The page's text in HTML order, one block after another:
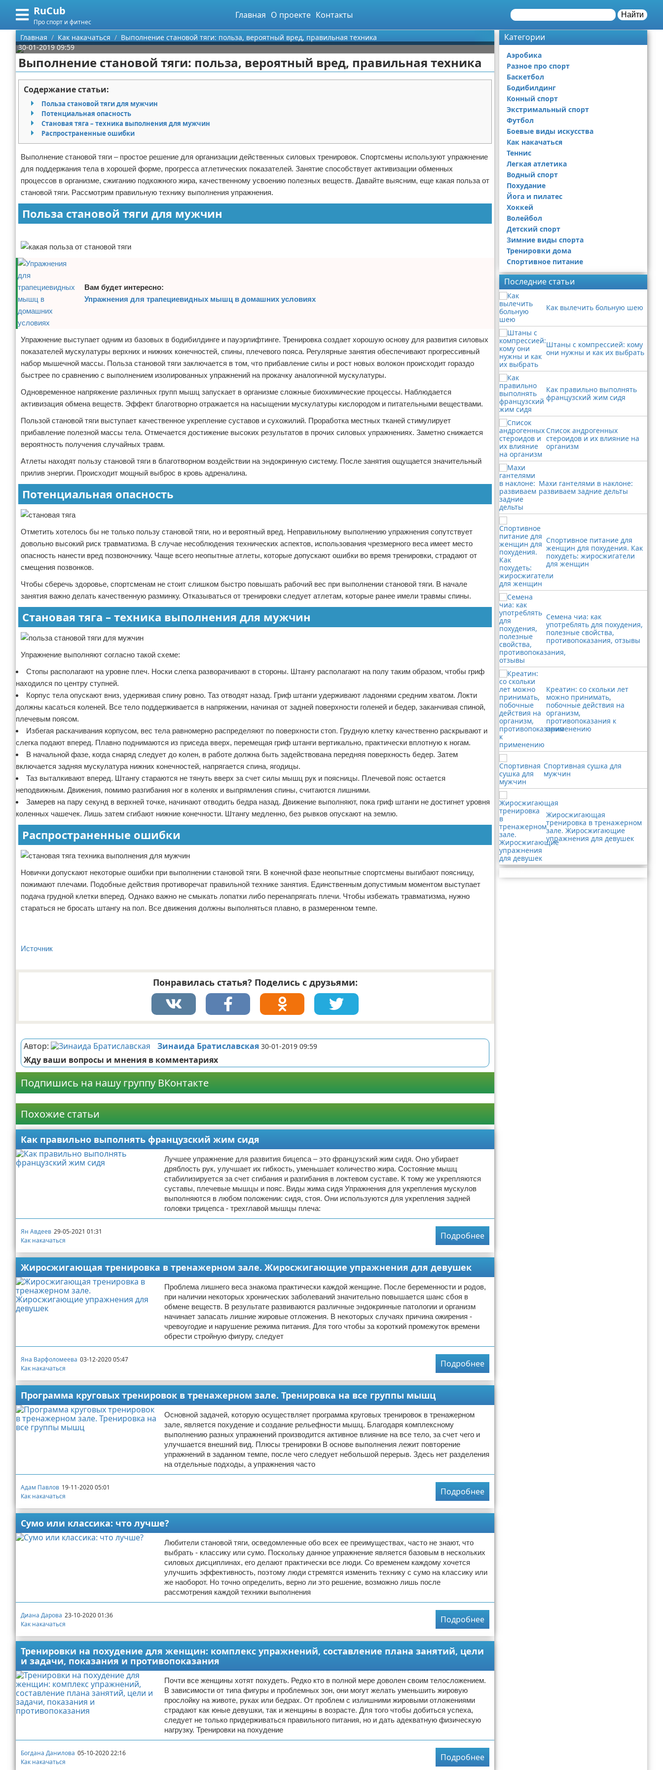
RuCub
Про спорт и фитнес
Главная О проекте Контакты Найти
Меню
Главная
Категории
Аэробика
Разное про спорт
Баскетбол
Бодибилдинг
Конный спорт
Экстримальный спорт
Футбол
Как накачаться
Теннис
Легкая атлетика
Водный спорт
Похудание
Йога и пилатес
Хоккей
Детский спорт
Зимние виды спорта
Тренировки дома
Спортивное питание
Поиск
О проекте
Контакты
Сотрудничество
Размещение рекламы
Для правообладателей
Условия предоставления информации
Главная Как накачаться
Выполнение становой тяги: польза, вероятный вред, правильная техника
30-01-2019 09:59
Выполнение становой тяги: польза, вероятный вред, правильная техника
Содержание статьи:
Польза становой тяги для мужчин
Потенциальная опасность
Становая тяга – техника выполнения для мужчин
Распространенные ошибки
Выполнение становой тяги – простое решение для организации действенных силовых тренировок. Спортсмены используют упражнение
для поддержания тела в хорошей форме, прогресса атлетических показателей. Занятие способствует активизации обменных
процессов в организме, сжиганию подкожного жира, качественному усвоению полезных веществ. Давайте выясним, еще какая польза от
становой тяги. Рассмотрим правильную технику выполнения упражнения.
Польза становой тяги для мужчин
Вам будет интересно:
Упражнения для трапециевидных мышц в домашних условиях
Упражнение выступает одним из базовых в бодибилдинге и пауэрлифтинге. Тренировка создает хорошую основу для развития силовых
показателей мускулатуры верхних и нижних конечностей, спины, плечевого пояса. Регулярные занятия обеспечивают прогрессивный
набор мышечной массы. Польза становой тяги заключается в том, что прибавление силы и рост новых волокон происходит гораздо
быстрее по сравнению с выполнением изолированных упражнений на прокачку аналогичной мускулатуры.
Одновременное напряжение различных групп мышц запускает в организме сложные биохимические процессы. Наблюдается
активизация обмена веществ. Эффект благотворно отражается на насыщении мускулатуры кислородом и питательными веществами.
Пользой становой тяги выступает качественное укрепление суставов и сухожилий. Проработка местных тканей стимулирует
прибавление полезной массы тела. Отмечается достижение высоких результатов в прочих силовых упражнениях. Заметно снижается
вероятность получения случайных травм.
Атлеты находят пользу становой тяги в благотворном воздействии на эндокринную систему. После занятия ощущается значительный
прилив энергии. Происходит мощный выброс в кровь адреналина.
Потенциальная опасность
Отметить хотелось бы не только пользу становой тяги, но и вероятный вред. Неправильному выполнению упражнения сопутствует
довольно высокий риск травматизма. В случае несоблюдения технических аспектов, использования чрезмерного веса имеет место
опасность нанести вред позвоночнику. Чаще всего неопытные атлеты, которые допускают ошибки во время тренировки, страдают от
смещения позвонков.
Чтобы сберечь здоровье, спортсменам не стоит слишком быстро повышать рабочий вес при выполнении становой тяги. В начале
занятия важно делать качественную разминку. Отказываться от тренировки следует атлетам, которые ранее имели травмы спины.
Становая тяга – техника выполнения для мужчин
Упражнение выполняют согласно такой схеме:
Стопы располагают на уровне плеч. Носки слегка разворачивают в стороны. Штангу располагают на полу таким образом, чтобы гриф
находился по центру ступней.
Корпус тела опускают вниз, удерживая спину ровно. Таз отводят назад. Гриф штанги удерживают ладонями средним хватом. Локти
должны касаться коленей. Все тело поддерживается в напряжении, начиная от задней поверхности голеней и бедер, заканчивая спиной,
плечевым поясом.
Избегая раскачивания корпусом, вес тела равномерно распределяют по поверхности стоп. Грудную клетку качественно раскрывают и
слегка подают вперед. Плавно поднимаются из приседа вверх, перемещая гриф штанги вертикально, практически вплотную к ногам.
В начальной фазе, когда снаряд следует до колен, в работе должна быть задействована передняя поверхность бедер. Затем
включается задняя мускулатура нижних конечностей, напрягается спина, ягодицы.
Таз выталкивают вперед. Штангу стараются не тянуть вверх за счет силы мышц рук и поясницы. Плечевой пояс остается
неподвижным. Движения, помимо разгибания ног в коленях и выпрямления спины, считаются лишними.
Замерев на пару секунд в верхней точке, начинают отводить бедра назад. Движение выполняют, пока гриф штанги не достигнет уровня
коленных чашечек. Лишь затем сгибают нижние конечности. Штангу медленно, без рывков опускают на землю.
Распространенные ошибки
Новички допускают некоторые ошибки при выполнении становой тяги. В конечной фазе неопытные спортсмены выгибают поясницу,
пожимают плечами. Подобные действия противоречат правильной технике занятия. Единственным допустимым моментом выступает
подача грудной клетки вперед. Однако важно не смыкать лопатки либо перенапрягать плечи. Чтобы избежать травматизма, нужно
стараться не бросать штангу на пол. Все движения должны выполняться плавно, в размеренном темпе.
Источник
Понравилась статья? Поделись с друзьями:
Автор: Зинаида Братиславская 30-01-2019 09:59
Жду ваши вопросы и мнения в комментариях
Подпишись на нашу группу ВКонтакте
Похожие статьи
Как правильно выполнять французский жим сидя
Лучшее упражнение для развития бицепса – это французский жим сидя. Оно убирает
дряблость рук, улучшает их гибкость, уменьшает количество жира. Состояние мышц
стабилизируется за счет сгибания и разгибания в локтевом суставе. К тому же укрепляются
суставы, плечевые мышцы и пояс. Виды жима сидя Упражнения для укрепления мускулов
выполняются в любом положении: сидя, стоя. Они используются для укрепления задней
головки трицепса - трехглавой мышцы плеча:
Ян Авдеев 29-05-2021 01:31
Как накачаться
Подробнее
Жиросжигающая тренировка в тренажерном зале. Жиросжигающие упражнения для девушек
Проблема лишнего веса знакома практически каждой женщине. После беременности и родов,
при наличии некоторых хронических заболеваний значительно повышается шанс сбоя в
обмене веществ. В результате развиваются различные эндокринные патологии и организм
начинает запасать лишние жировые отложения. В некоторых случаях причина ожирения -
чревоугодие и нарушение режима питания. Для того чтобы за короткий промежуток времени
обрести стройную фигуру, следует
Яна Варфоломеева 03-12-2020 05:47
Как накачаться
Подробнее
Программа круговых тренировок в тренажерном зале. Тренировка на все группы мышц
Основной задачей, которую осуществляет программа круговых тренировок в тренажерном
зале, является похудение и создание рельефности мышц. Благодаря комплексному
выполнению разных упражнений производится активное влияние на все тело, за счет чего и
улучшается внешний вид. Плюсы тренировки В основе выполнения лежит повторение
упражнений в заданном темпе, после чего следует небольшой перерыв. Здесь нет разделения
на отдельные подходы, а упражнения часто
Адам Павлов 19-11-2020 05:01
Как накачаться
Подробнее
Сумо или классика: что лучше?
Любители становой тяги, осведомленные обо всех ее преимуществах, часто не знают, что
выбрать - классику или сумо. Поскольку данное упражнение является базовым в нескольких
силовых дисциплинах, его делают практически все люди. Со временем каждому хочется
улучшить эффективность, поэтому люди стремятся изменить технику с сумо на классику или
же наоборот. Но точно определить, верно ли это решение, возможно лишь после
рассмотрения каждой техники выполнения
Диана Дарова 23-10-2020 01:36
Как накачаться
Подробнее
Тренировки на похудение для женщин: комплекс упражнений, составление плана занятий, цели
и задачи, показания и противопоказания
Почти все женщины хотят похудеть. Редко кто в полной мере доволен своим телосложением.
В зависимости от типа фигуры и проблемных зон, они могут желать уменьшить жировую
прослойку на животе, руках или бедрах. От проблем с излишними жировыми отложениями
страдают как юные девушки, так и женщины в возрасте. Для того чтобы добиться успеха,
следует не только придерживаться правильного питания, но и дать адекватную физическую
нагрузку. Тренировки на похудение
Богдана Данилова 05-10-2020 22:16
Как накачаться
Подробнее
Категории
Аэробика
Разное про спорт
Баскетбол
Бодибилдинг
Конный спорт
Экстримальный спорт
Футбол
Боевые виды искусства
Как накачаться
Теннис
Легкая атлетика
Водный спорт
Похудание
Йога и пилатес
Хоккей
Волейбол
Детский спорт
Зимние виды спорта
Тренировки дома
Спортивное питание
Последние статьи
Как вылечить больную шею
Штаны с компрессией: кому
они нужны и как их выбрать
Как правильно выполнять
французский жим сидя
Список андрогенных
стероидов и их влияние на
организм
Махи гантелями в наклоне:
развиваем задние дельты
Спортивное питание для
женщин для похудения. Как
похудеть: жиросжигатели
для женщин
Семена чиа: как
употреблять для похудения,
полезные свойства,
противопоказания, отзывы
Креатин: со скольки лет
можно принимать,
побочные действия на
организм,
противопоказания к
применению
Спортивная сушка для
мужчин
Жиросжигающая
тренировка в тренажерном
зале. Жиросжигающие
упражнения для девушек